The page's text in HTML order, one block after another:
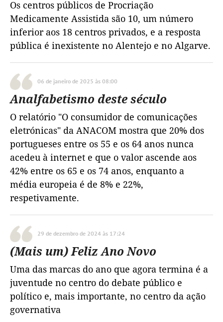
Os centros públicos de Procriação
Medicamente Assistida são 10, um número
inferior aos 18 centros privados, e a resposta
pública é inexistente no Alentejo e no Algarve.
06 de janeiro de 2025 às 08:00
Analfabetismo deste século
O relatório "O consumidor de comunicações
eletrónicas" da ANACOM mostra que 20% dos
portugueses entre os 55 e os 64 anos nunca
acedeu à internet e que o valor ascende aos
42% entre os 65 e os 74 anos, enquanto a
média europeia é de 8% e 22%,
respetivamente.
29 de dezembro de 2024 às 17:24
(Mais um) Feliz Ano Novo
Uma das marcas do ano que agora termina é a
juventude no centro do debate público e
político e, mais importante, no centro da ação
governativa